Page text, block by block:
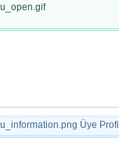
Üye